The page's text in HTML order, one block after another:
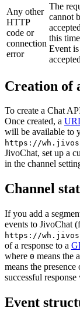
Any other
HTTP
code or
connection
error
The
cannot
this
Event
accepted
Creation of
To create a Chat
Once created, a
will be available to
https://
JivoChat, set up a
in the channel
Channel
If you add a
events to JivoChat
https://
of a response to a
where 0 means the
means the
successful
Event